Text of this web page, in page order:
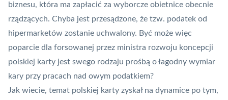
biznesu, która ma zapłacić za wyborcze obietnice obecnie
rządzących. Chyba jest przesądzone, że tzw. podatek od
hipermarketów zostanie uchwalony. Być może więc
poparcie dla forsowanej przez ministra rozwoju koncepcji
polskiej karty jest swego rodzaju prośbą o łagodny wymiar
kary przy pracach nad owym podatkiem?
Jak wiecie, temat polskiej karty zyskał na dynamice po tym,